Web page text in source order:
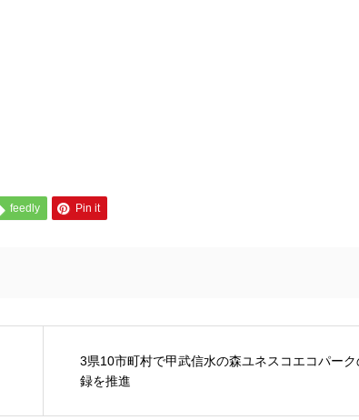
feedly Pin it
3県10市町村で甲武信水の森ユネスコエコパーク
録を推進